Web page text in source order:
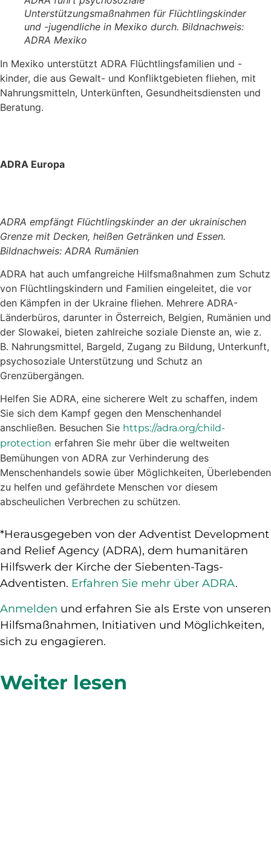
Unterstützungsmaßnahmen für Flüchtlingskinder
und -jugendliche in Mexiko durch. Bildnachweis:
ADRA Mexiko
In Mexiko unterstützt ADRA Flüchtlingsfamilien und -
kinder, die aus Gewalt- und Konfliktgebieten fliehen, mit
Nahrungsmitteln, Unterkünften, Gesundheitsdiensten und
Beratung.
ADRA Europa
ADRA empfängt Flüchtlingskinder an der ukrainischen
Grenze mit Decken, heißen Getränken und Essen.
Bildnachweis: ADRA Rumänien
ADRA hat auch umfangreiche Hilfsmaßnahmen zum Schutz
von Flüchtlingskindern und Familien eingeleitet, die vor
den Kämpfen in der Ukraine fliehen. Mehrere ADRA-
Länderbüros, darunter in Österreich, Belgien, Rumänien und
der Slowakei, bieten zahlreiche soziale Dienste an, wie z.
B. Nahrungsmittel, Bargeld, Zugang zu Bildung, Unterkunft,
psychosoziale Unterstützung und Schutz an
Grenzübergängen.
Helfen Sie ADRA, eine sicherere Welt zu schaffen, indem
Sie sich dem Kampf gegen den Menschenhandel
anschließen. Besuchen Sie https://adra.org/child-
protection erfahren Sie mehr über die weltweiten
Bemühungen von ADRA zur Verhinderung des
Menschenhandels sowie über Möglichkeiten, Überlebenden
zu helfen und gefährdete Menschen vor diesem
abscheulichen Verbrechen zu schützen.
*Herausgegeben von der Adventist Development
and Relief Agency (ADRA), dem humanitären
Hilfswerk der Kirche der Siebenten-Tags-
Adventisten. Erfahren Sie mehr über ADRA.
Anmelden und erfahren Sie als Erste von unseren
Hilfsmaßnahmen, Initiativen und Möglichkeiten,
sich zu engagieren.
Weiter lesen